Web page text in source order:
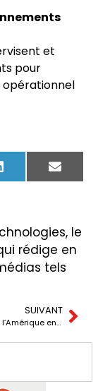
et
pour
LinkedIn Email
le
rédige en
tels
SUIVANT
L’IA transforme l’Amérique en une immense carte de nouveaux centres de données